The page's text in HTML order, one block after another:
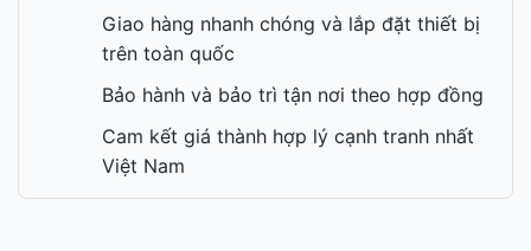
Giao hàng nhanh chóng và lắp đặt thiết bị
trên toàn quốc
Bảo hành và bảo trì tận nơi theo hợp đồng
Cam kết giá thành hợp lý cạnh tranh nhất
Việt Nam